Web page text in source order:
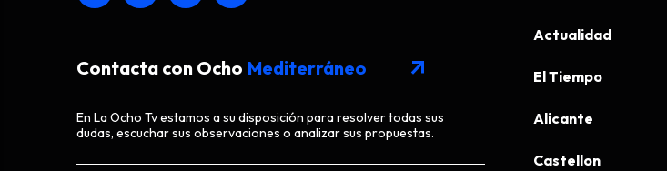
Contacta con Ocho Mediterráneo arrow_outward
En La Ocho Tv estamos a su disposición para resolver todas sus
dudas, escuchar sus observaciones o analizar sus propuestas.
Actualidad
El Tiempo
Alicante
Castellon